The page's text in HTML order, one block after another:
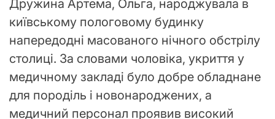
Дружина Артема, Ольга, народжувала в
київському пологовому будинку
напередодні масованого нічного обстрілу
столиці. За словами чоловіка, укриття у
медичному закладі було добре обладнане
для породіль і новонароджених, а
медичний персонал проявив високий